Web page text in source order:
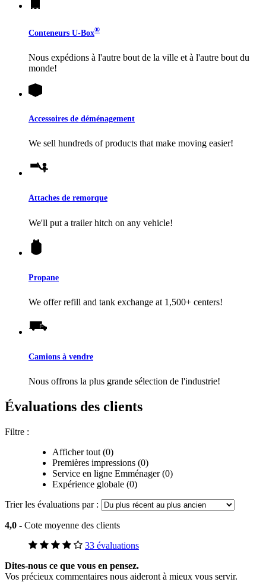
Conteneurs U-Box®
Nous expédions à l'autre bout de la ville et à l'autre bout du
monde!
Accessoires de déménagement
We sell hundreds of products that make moving easier!
Attaches de remorque
We'll put a trailer hitch on any vehicle!
Propane
We offer refill and tank exchange at 1,500+ centers!
Camions à vendre
Nous offrons la plus grande sélection de l'industrie!
Évaluations des clients
Filtre :
Afficher tout (0)
Premières impressions (0)
Service en ligne Emménager (0)
Expérience globale (0)
Trier les évaluations par :
4,0 - Cote moyenne des clients
33 évaluations
Dites-nous ce que vous en pensez.
Vos précieux commentaires nous aideront à mieux vous servir.